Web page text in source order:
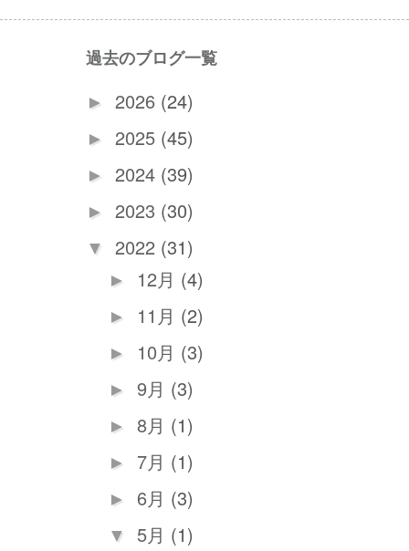
過去のブログ一覧
► 2026 (24)
► 2025 (45)
► 2024 (39)
► 2023 (30)
▼ 2022 (31)
► 12月 (4)
► 11月 (2)
► 10月 (3)
► 9月 (3)
► 8月 (1)
► 7月 (1)
► 6月 (3)
▼ 5月 (1)